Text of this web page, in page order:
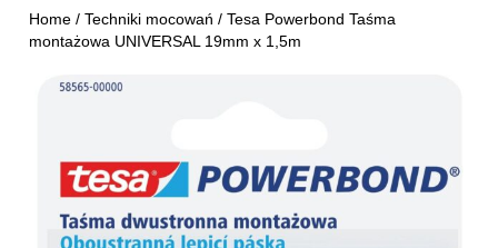
UNIVERSAL
19mm
1,5m
Home /Techniki mocowań / Tesa Powerbond Taśma
montażowa UNIVERSAL 19mm x 1,5m